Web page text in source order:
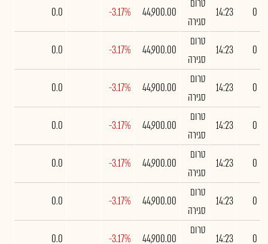
0
14:23
טרום
סגירה
44,900.00
-3.17%
0.0
0
14:23
טרום
סגירה
44,900.00
-3.17%
0.0
0
14:23
טרום
סגירה
44,900.00
-3.17%
0.0
0
14:23
טרום
סגירה
44,900.00
-3.17%
0.0
0
14:23
טרום
סגירה
44,900.00
-3.17%
0.0
0
14:23
טרום
סגירה
44,900.00
-3.17%
0.0
0
14:23
טרום
44,900.00
-3.17%
0.0